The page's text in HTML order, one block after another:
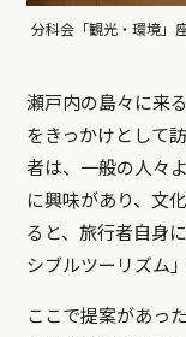
分科会「観光・環境」
瀬戸内の島々に来
をきっかけとして
者は、一般の人々
に興味があり、文
ると、旅行者自身
シブルツーリズム
ここで提案があった